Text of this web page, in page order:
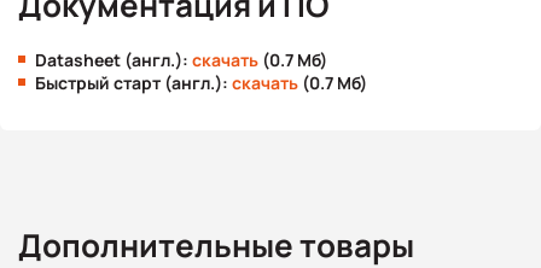
Datasheet (англ.): скачать (0.7 Мб)
Быстрый старт (англ.): скачать (0.7 Мб)
Дополнительные товары